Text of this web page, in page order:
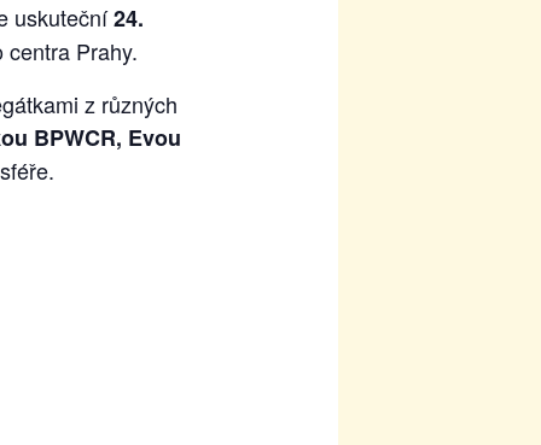
uskuteční24.
Prahy.
z různých
BPWCR, Evou